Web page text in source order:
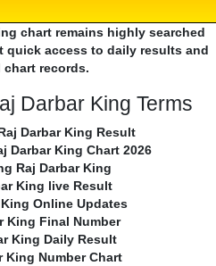
chart remains highly searched
quick access to daily results and
records.
Darbar King Terms
Darbar King Result
Darbar King Chart 2026
Raj Darbar King
King live Result
King Online Updates
King Final Number
King Daily Result
King Number Chart